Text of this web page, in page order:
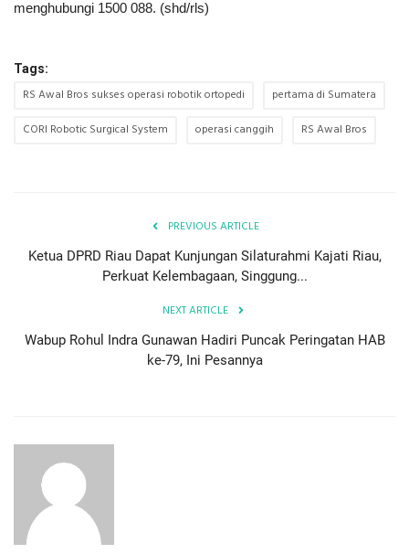
menghubungi 1500 088. (shd/rls)
Tags:
RS Awal Bros sukses operasi robotik ortopedi
pertama di Sumatera
CORI Robotic Surgical System
operasi canggih RS Awal Bros
PREVIOUS ARTICLE
Ketua DPRD Riau Dapat Kunjungan Silaturahmi Kajati Riau,
Perkuat Kelembagaan, Singgung...
NEXT ARTICLE
Wabup Rohul Indra Gunawan Hadiri Puncak Peringatan HAB
ke-79, Ini Pesannya